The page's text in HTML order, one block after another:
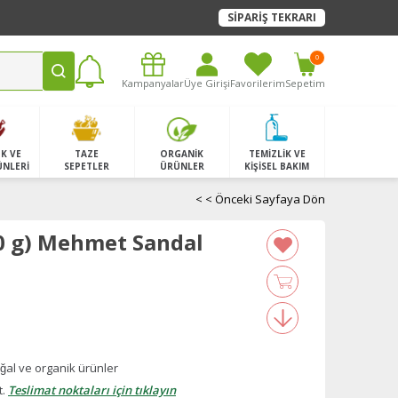
SİPARİŞ TEKRARI
KampanyalarÜye GirişiFavorilerimSepetim
0
VE
TAZE
SEPETLER
ORGANİK
ÜRÜNLER
TEMİZLİK VE
KİŞİSEL BAKIM
< < Önceki Sayfaya Dön
g) Mehmet Sandal
ve organik ürünler
Teslimat noktaları için tıklayın